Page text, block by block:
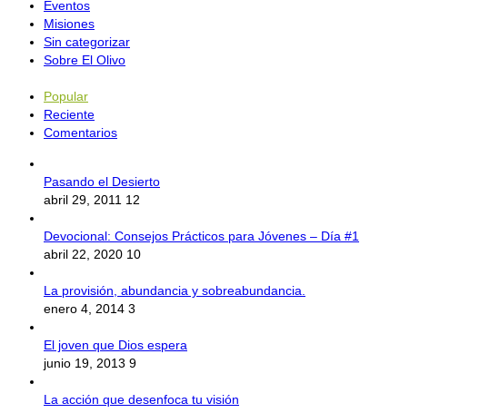
Eventos
Misiones
Sin categorizar
Sobre El Olivo
Popular
Reciente
Comentarios
Pasando el Desierto
abril 29, 2011 12
Devocional: Consejos Prácticos para Jóvenes – Día #1
abril 22, 2020 10
La provisión, abundancia y sobreabundancia.
enero 4, 2014 3
El joven que Dios espera
junio 19, 2013 9
La acción que desenfoca tu visión